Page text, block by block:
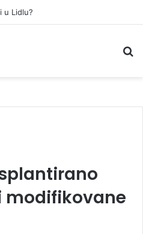
u BiH
modifikovane